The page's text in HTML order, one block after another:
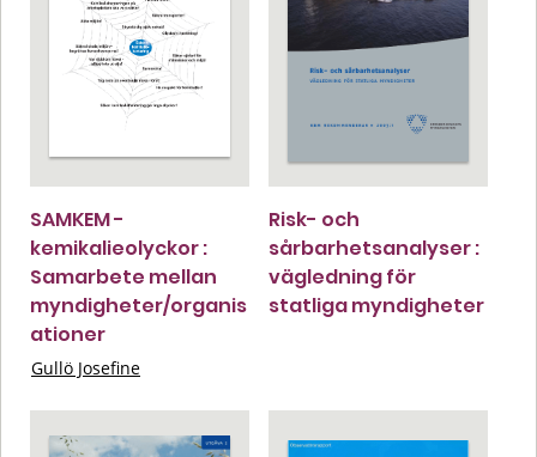
SAMKEM -
kemikalieolyckor :
Samarbete mellan
myndigheter/organis
ationer
Gullö Josefine
Risk- och
sårbarhetsanalyser :
vägledning för
statliga myndigheter